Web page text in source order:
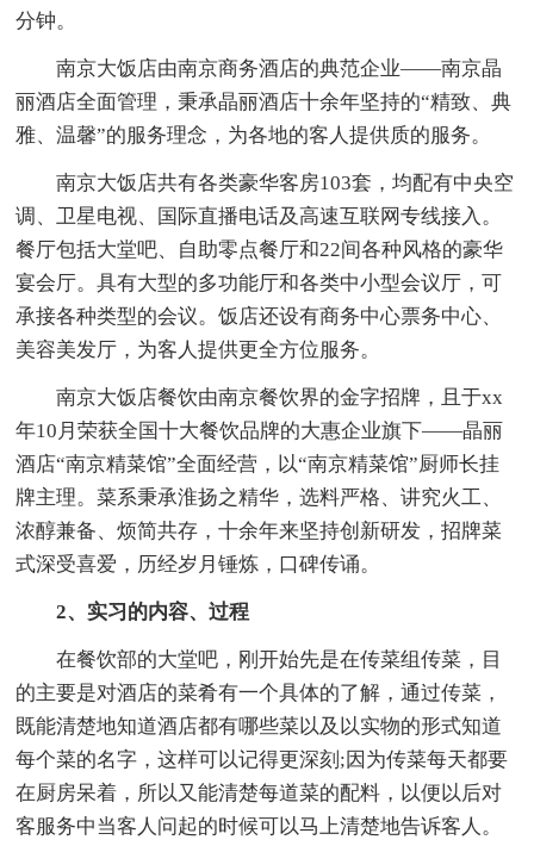
分钟。
南京大饭店由南京商务酒店的典范企业——南京晶
丽酒店全面管理，秉承晶丽酒店十余年坚持的“精致、典
雅、温馨”的服务理念，为各地的客人提供质的服务。
南京大饭店共有各类豪华客房103套，均配有中央空
调、卫星电视、国际直播电话及高速互联网专线接入。
餐厅包括大堂吧、自助零点餐厅和22间各种风格的豪华
宴会厅。具有大型的多功能厅和各类中小型会议厅，可
承接各种类型的会议。饭店还设有商务中心票务中心、
美容美发厅，为客人提供更全方位服务。
南京大饭店餐饮由南京餐饮界的金字招牌，且于xx
年10月荣获全国十大餐饮品牌的大惠企业旗下——晶丽
酒店“南京精菜馆”全面经营，以“南京精菜馆”厨师长挂
牌主理。菜系秉承淮扬之精华，选料严格、讲究火工、
浓醇兼备、烦简共存，十余年来坚持创新研发，招牌菜
式深受喜爱，历经岁月锤炼，口碑传诵。
2、实习的内容、过程
在餐饮部的大堂吧，刚开始先是在传菜组传菜，目
的主要是对酒店的菜肴有一个具体的了解，通过传菜，
既能清楚地知道酒店都有哪些菜以及以实物的形式知道
每个菜的名字，这样可以记得更深刻;因为传菜每天都要
在厨房呆着，所以又能清楚每道菜的配料，以便以后对
客服务中当客人问起的时候可以马上清楚地告诉客人。